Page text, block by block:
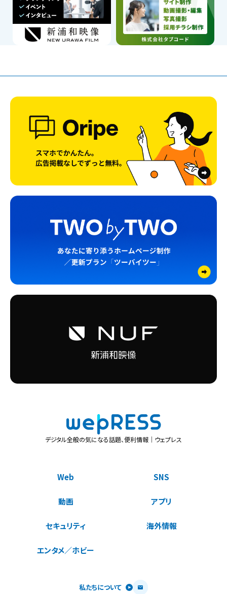
デジタル全般の気になる話題、便利情報｜ウェプレス
Web SNS
動画 アプリ
セキュリティ 海外情報
エンタメ／ホビー
私たちについて